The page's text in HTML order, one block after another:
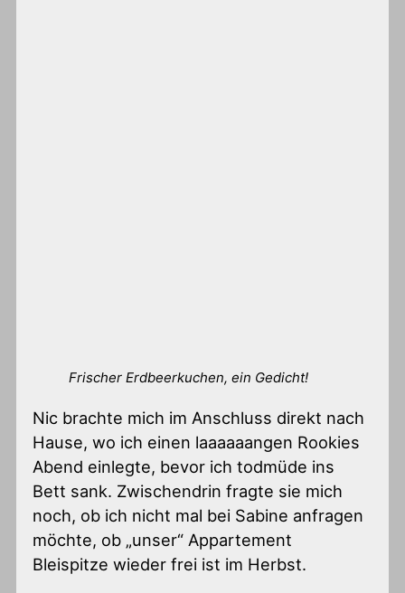
Frischer Erdbeerkuchen, ein Gedicht!
Nic brachte mich im Anschluss direkt nach
Hause, wo ich einen laaaaaangen Rookies
Abend einlegte, bevor ich todmüde ins
Bett sank. Zwischendrin fragte sie mich
noch, ob ich nicht mal bei Sabine anfragen
möchte, ob „unser“ Appartement
Bleispitze wieder frei ist im Herbst.